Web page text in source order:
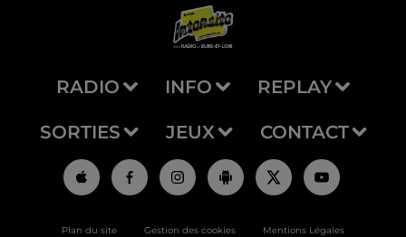
RADIO INFO REPLAY
SORTIES JEUX CONTACT
Plan du site Gestion des cookies Mentions Légales